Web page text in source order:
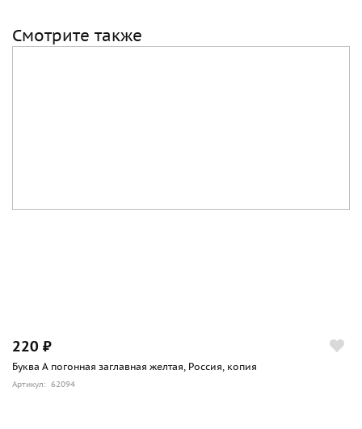
Смотрите также
220 ₽
Буква А погонная заглавная желтая, Россия, копия
Артикул: 62094